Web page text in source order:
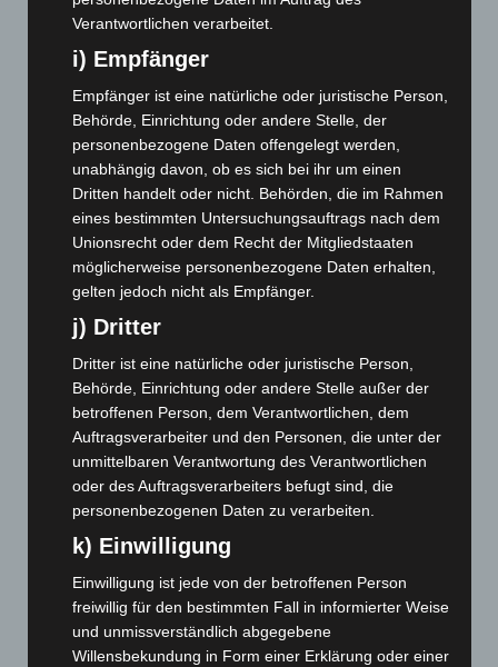
April 2024
(102)
März 2024
(103)
Januar 2024(111)
Dezember 2023(130)
November 2023(130)
Oktober 2023(114)
September 2023 (133)
August 2023(134)
Juli 2023
(118)
Juni 2023
Mai 2023(139)
April 2023(155)
März 2023(174)
Februar 2023 (154)
Januar 2023(140)
Dezember 2022(130)
November 2022 (167)
Oktober 2022(166)
September 2022
(205)
Verantwortlichen verarbeitet.
i) Empfänger
Empfänger ist eine natürliche oder juristische Person,
Behörde, Einrichtung oder andere Stelle, der
personenbezogene Daten offengelegt werden,
unabhängig davon, ob es sich bei ihr um einen
Dritten handelt oder nicht. Behörden, die im Rahmen
eines bestimmten Untersuchungsauftrags nach dem
Unionsrecht oder dem Recht der Mitgliedstaaten
möglicherweise personenbezogene Daten erhalten,
gelten jedoch nicht als Empfänger.
j) Dritter
Dritter ist eine natürliche oder juristische Person,
Behörde, Einrichtung oder andere Stelle außer der
betroffenen Person, dem Verantwortlichen, dem
Auftragsverarbeiter und den Personen, die unter der
unmittelbaren Verantwortung des Verantwortlichen
oder des Auftragsverarbeiters befugt sind, die
personenbezogenen Daten zu verarbeiten.
k) Einwilligung
Einwilligung ist jede von der betroffenen Person
freiwillig für den bestimmten Fall in informierter Weise
und unmissverständlich abgegebene
Willensbekundung in Form einer Erklärung oder einer